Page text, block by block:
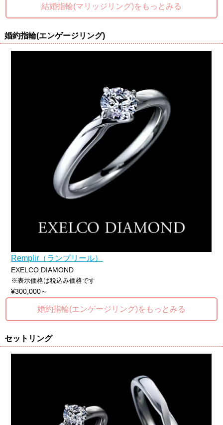
結婚指輪(マリッジリング)をもっとみる
婚約指輪(エンゲージリング)
Remplir（ランプリール）
EXELCO DIAMOND
※表示価格は税込み価格です
¥300,000～
婚約指輪(エンゲージリング)をもっとみる
セットリング